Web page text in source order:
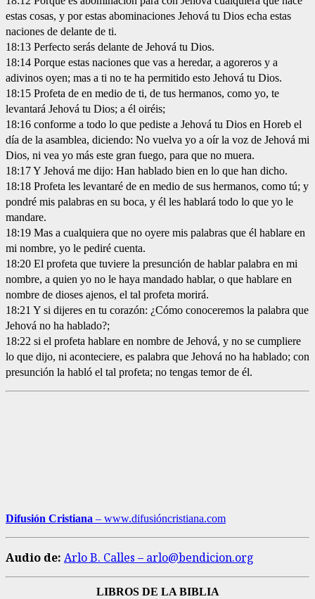
estas cosas, y por estas abominaciones Jehová tu Dios echa estas
naciones de delante de ti.
18:13 Perfecto serás delante de Jehová tu Dios.
18:14 Porque estas naciones que vas a heredar, a agoreros y a
adivinos oyen; mas a ti no te ha permitido esto Jehová tu Dios.
18:15 Profeta de en medio de ti, de tus hermanos, como yo, te
levantará Jehová tu Dios; a él oiréis;
18:16 conforme a todo lo que pediste a Jehová tu Dios en Horeb el
día de la asamblea, diciendo: No vuelva yo a oír la voz de Jehová mi
Dios, ni vea yo más este gran fuego, para que no muera.
18:17 Y Jehová me dijo: Han hablado bien en lo que han dicho.
18:18 Profeta les levantaré de en medio de sus hermanos, como tú; y
pondré mis palabras en su boca, y él les hablará todo lo que yo le
mandare.
18:19 Mas a cualquiera que no oyere mis palabras que él hablare en
mi nombre, yo le pediré cuenta.
18:20 El profeta que tuviere la presunción de hablar palabra en mi
nombre, a quien yo no le haya mandado hablar, o que hablare en
nombre de dioses ajenos, el tal profeta morirá.
18:21 Y si dijeres en tu corazón: ¿Cómo conoceremos la palabra que
Jehová no ha hablado?;
18:22 si el profeta hablare en nombre de Jehová, y no se cumpliere
lo que dijo, ni aconteciere, es palabra que Jehová no ha hablado; con
presunción la habló el tal profeta; no tengas temor de él.
Difusión Cristiana – www.difusióncristiana.com
Audio de: Arlo B. Calles – arlo@bendicion.org
LIBROS DE LA BIBLIA